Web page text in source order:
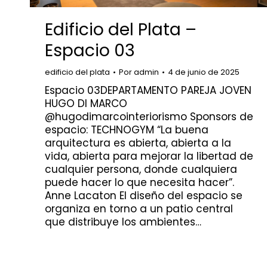
Edificio del Plata –
Espacio 03
edificio del plata Poradmin 4 de junio de 2025
Espacio 03DEPARTAMENTO PAREJA JOVEN
HUGO DI MARCO
@hugodimarcointeriorismo Sponsors de
espacio: TECHNOGYM “La buena
arquitectura es abierta, abierta a la
vida, abierta para mejorar la libertad de
cualquier persona, donde cualquiera
puede hacer lo que necesita hacer”.
Anne Lacaton El diseño del espacio se
organiza en torno a un patio central
que distribuye los ambientes…